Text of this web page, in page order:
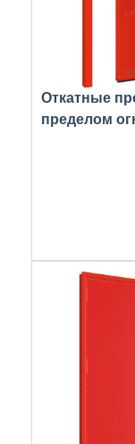
Откатные
пределом